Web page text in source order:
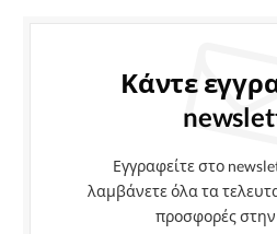
Κάντε
Εγγραφείτε στο
λαμβάνετε όλα τα
προσφορές